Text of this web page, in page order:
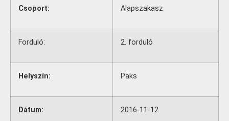
Csoport: Alapszakasz
Forduló: 2. forduló
Helyszín: Paks
Dátum: 2016-11-12